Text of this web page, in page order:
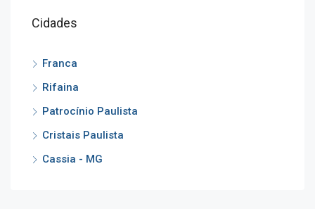
Cidades
Franca
Rifaina
Patrocínio Paulista
Cristais Paulista
Cassia - MG